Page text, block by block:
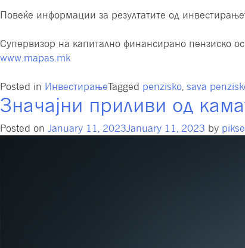
Повеќе информации за резултатите од
Супервизор на капитално финансирано пензиско
www.mapas.mk
Posted in ИнвестирањеTagged penzisko, sava
Значајни приливи од
Posted on January 11, 2023January 11, 2023 by